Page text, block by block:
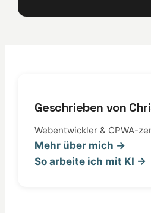
Geschrieben von
Webentwickler & CPWA-
Mehr über mich →
So arbeite ich mit KI →